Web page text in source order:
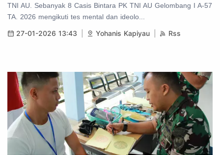
TNI AU. Sebanyak 8 Casis Bintara PK TNI AU Gelombang I A-57
TA. 2026 mengikuti tes mental dan ideolo...
27-01-2026 13:43 Yohanis Kapiyau Rss